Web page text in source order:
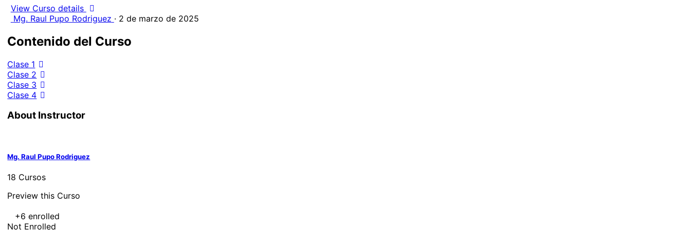
View Curso details
Mg. Raul Pupo Rodriguez · 2 de marzo de 2025
Contenido del Curso
Clase 1
Clase 2
Clase 3
Clase 4
About Instructor
Mg. Raul Pupo Rodriguez
18 Cursos
Preview this Curso
+6enrolled
Not Enrolled